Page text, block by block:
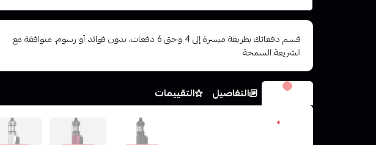
قسم دفعاتك بطريقة ميسرة إلى 4 وحتى 6 دفعات، بدون فوائد أو رسوم. متوافقة مع
الشريعة السمحة
الخيارات التفاصيل التقييمات
*